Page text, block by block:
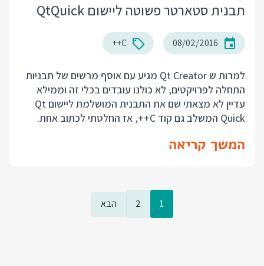
תבנית סטארטר פשוטה ליישום QtQuick
08/02/2016
C++
למרות ש Qt Creator מגיע עם אוסף מרשים של תבניות
התחלה לפרויקטים, לא כולנו עובדים בכלי זה וממילא
עדיין לא מצאתי שם את התבנית המושלמת ליישום Qt
Quick המשלב גם קוד C++, אז החלטתי לכתוב אחת.
המשך קריאה
1
2 הבא